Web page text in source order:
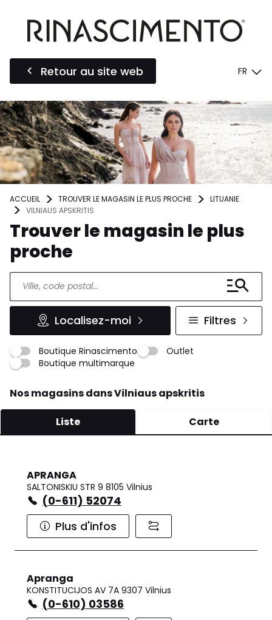
Retour au site web FR
ACCUEIL TROUVER LE MAGASIN LE PLUS PROCHE
LITUANIE
VILNIAUS APSKRITIS
Trouver le magasin le plus
proche
Localisez-moi Filtres
Boutique Rinascimento
Outlet
Boutique multimarque
Nos magasins dans Vilniaus apskritis
Liste Carte
APRANGA
SALTONISKIU STR 9 8105 Vilnius
(0-611) 52074
Plus d'infos
Apranga
KONSTITUCIJOS AV 7A 9307 Vilnius
(0-610) 03586